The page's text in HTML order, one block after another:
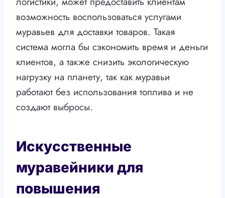
возможность воспользоваться услугами
муравьев для доставки товаров. Такая
система могла бы сэкономить время и деньги
клиентов, а также снизить экологическую
нагрузку на планету, так как муравьи
работают без использования топлива и не
создают выбросы.
Искусственные
муравейники для
повышения